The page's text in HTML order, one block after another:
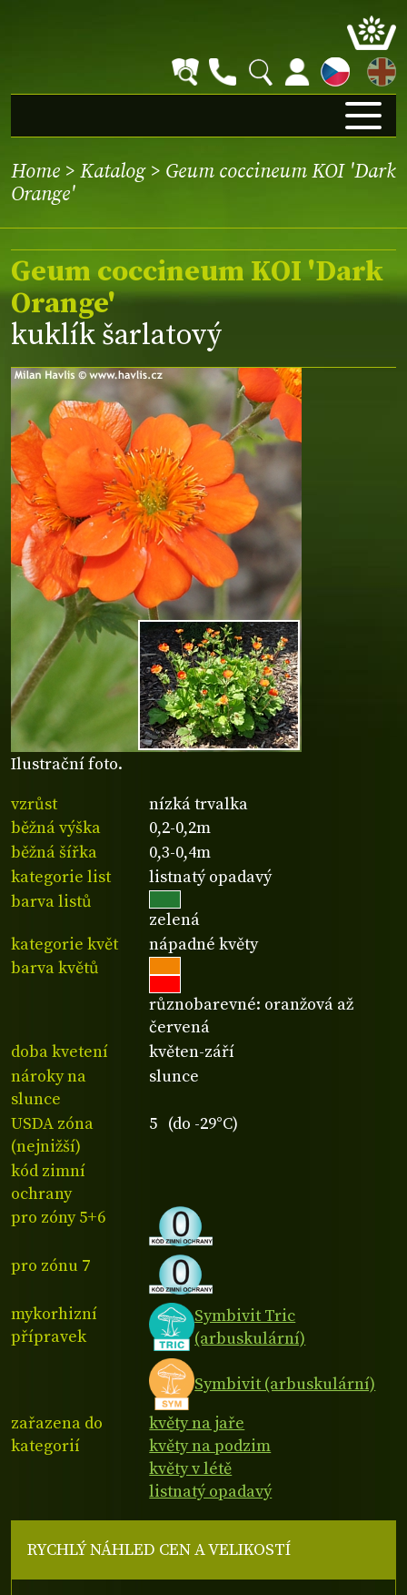
EN
Home > Katalog> Geum coccineum KOI 'Dark
Orange'
Ilustrační foto.
Geum coccineum KOI 'Dark
Orange'
kuklík šarlatový
vzrůst
nízká trvalka
běžná výška
0,2-0,2m
běžná šířka
0,3-0,4m
kategorie list
listnatý opadavý
barva listů
zelená
kategorie květ
nápadné květy
barva květů
různobarevné: oranžová až
červená
doba kvetení
květen-září
nároky na
slunce
slunce
USDA zóna
(nejnižší)
5 (do -29°C)
kód zimní
ochrany
pro zóny 5+6
pro zónu 7
mykorhizní
přípravek
Symbivit Tric
(arbuskulární)
Symbivit (arbuskulární)
zařazena do
kategorií
květy na jaře
květy na podzim
květy v létě
listnatý opadavý
RYCHLÝ NÁHLED CEN A VELIKOSTÍ